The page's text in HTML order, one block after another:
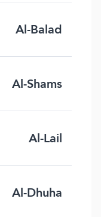
Al-Balad
Al-Shams
Al-Lail
Al-Dhuha